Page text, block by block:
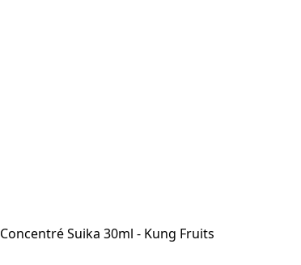
Concentré Suika 30ml - Kung Fruits